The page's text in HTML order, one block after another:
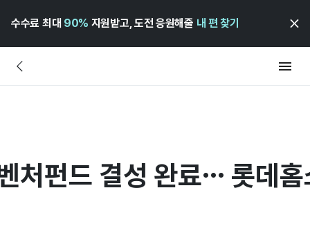
수수료 최대 90% 지원받고, 도전 응원해줄 내 편 찾기
처펀드 결성 완료… 롯데홈